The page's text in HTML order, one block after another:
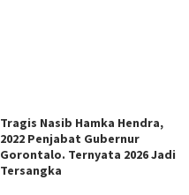
Tragis Nasib Hamka Hendra,
2022 Penjabat Gubernur
Gorontalo. Ternyata 2026 Jadi
Tersangka